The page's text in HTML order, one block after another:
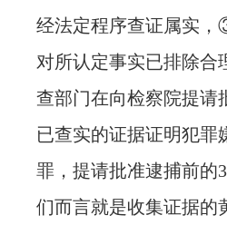
经法定程序查证属实，
对所认定事实已排除合
查部门在向检察院提请
已查实的证据证明犯罪
罪，提请批准逮捕前的
们而言就是收集证据的